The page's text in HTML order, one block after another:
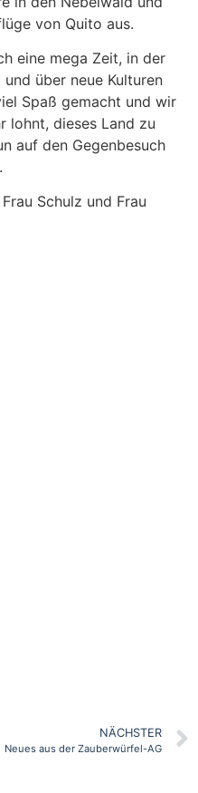
von Quito aus.
eine mega Zeit, in der
über neue Kulturen
Spaß gemacht und wir
lohnt, dieses Land zu
auf den Gegenbesuch
Schulz und Frau
NÄCHSTER
Neues aus der Zauberwürfel-AG